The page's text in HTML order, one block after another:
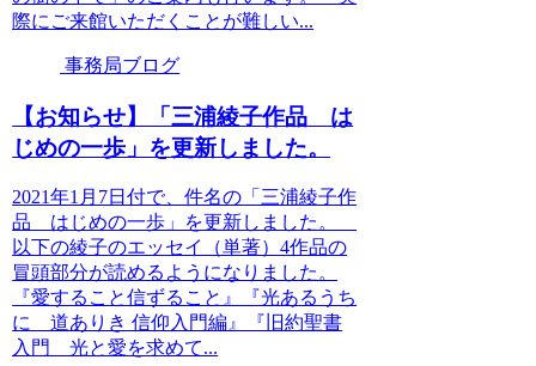
際にご来館いただくことが難しい...
事務局ブログ
【お知らせ】「三浦綾子作品 は
じめの一歩」を更新しました。
2021年1月7日付で、件名の「三浦綾子作
品 はじめの一歩」を更新しました。
以下の綾子のエッセイ（単著）4作品の
冒頭部分が読めるようになりました。
『愛すること信ずること』『光あるうち
に 道ありき 信仰入門編』『旧約聖書
入門 光と愛を求めて...